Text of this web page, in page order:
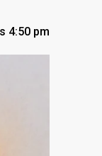
4:50 pm